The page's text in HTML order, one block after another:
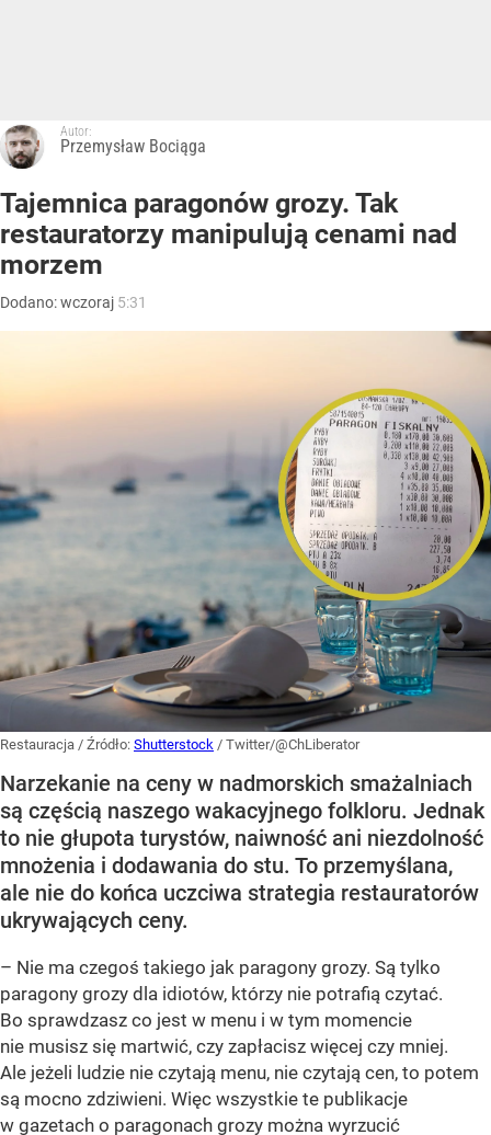
Autor:
Przemysław Bociąga
Tajemnica paragonów grozy. Tak
restauratorzy manipulują cenami nad
morzem
Dodano:wczoraj 5:31
Restauracja / Źródło: Shutterstock / Twitter/@ChLiberator
Narzekanie na ceny w nadmorskich smażalniach
są częścią naszego wakacyjnego folkloru. Jednak
to nie głupota turystów, naiwność ani niezdolność
mnożenia i dodawania do stu. To przemyślana,
ale nie do końca uczciwa strategia restauratorów
ukrywających ceny.
– Nie ma czegoś takiego jak paragony grozy. Są tylko
paragony grozy dla idiotów, którzy nie potrafią czytać.
Bo sprawdzasz co jest w menu i w tym momencie
nie musisz się martwić, czy zapłacisz więcej czy mniej.
Ale jeżeli ludzie nie czytają menu, nie czytają cen, to potem
są mocno zdziwieni. Więc wszystkie te publikacje
w gazetach o paragonach grozy można wyrzucić